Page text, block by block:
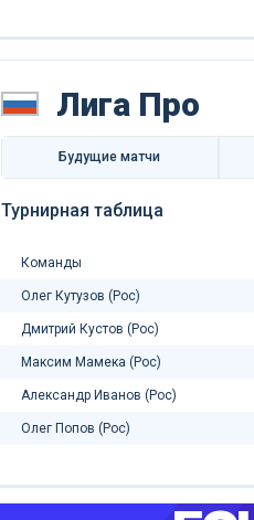
Лига Про
Будущие матчи
Турнирная таблица
Команды
Олег Кутузов (Рос)
Дмитрий Кустов (Рос)
Максим Мамека (Рос)
Александр Иванов (Рос)
Олег Попов (Рос)